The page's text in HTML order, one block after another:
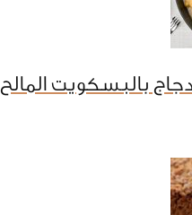
بالبسكويت المالح